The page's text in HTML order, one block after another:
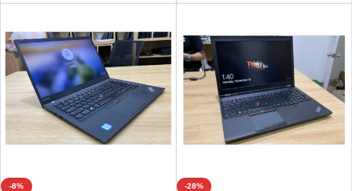
-8% -28%